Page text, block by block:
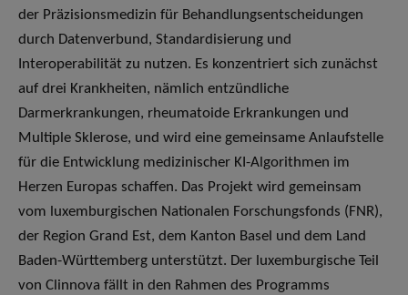
der Präzisionsmedizin für Behandlungsentscheidungen
durch Datenverbund, Standardisierung und
Interoperabilität zu nutzen. Es konzentriert sich zunächst
auf drei Krankheiten, nämlich entzündliche
Darmerkrankungen, rheumatoide Erkrankungen und
Multiple Sklerose, und wird eine gemeinsame Anlaufstelle
für die Entwicklung medizinischer KI-Algorithmen im
Herzen Europas schaffen. Das Projekt wird gemeinsam
vom luxemburgischen Nationalen Forschungsfonds (FNR),
der Region Grand Est, dem Kanton Basel und dem Land
Baden-Württemberg unterstützt. Der luxemburgische Teil
von Clinnova fällt in den Rahmen des Programms